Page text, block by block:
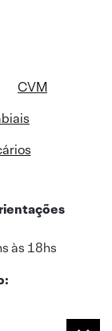
CVM
às 18hs